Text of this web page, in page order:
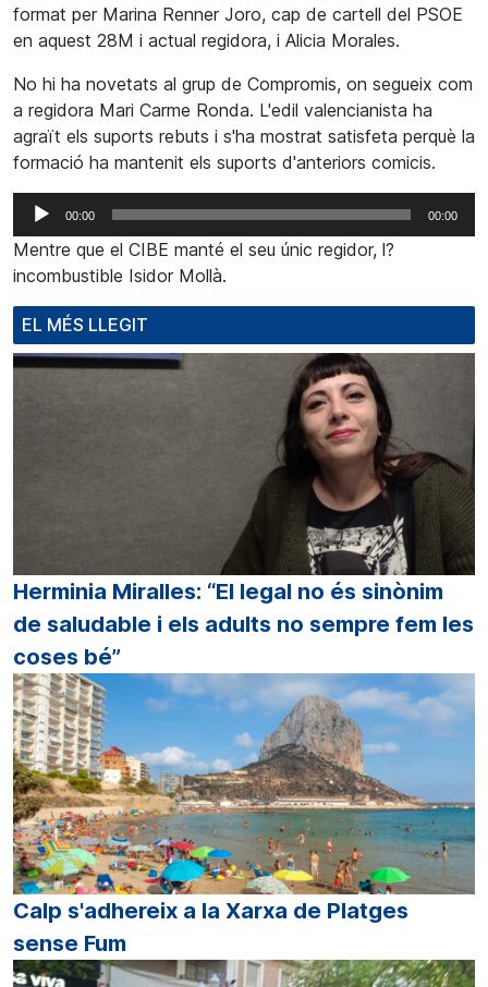
format per Marina Renner Joro, cap de cartell del PSOE
en aquest 28M i actual regidora, i Alicia Morales.
No hi ha novetats al grup de Compromis, on segueix com
a regidora Mari Carme Ronda. L'edil valencianista ha
agraït els suports rebuts i s'ha mostrat satisfeta perquè la
formació ha mantenit els suports d'anteriors comicis.
Reproductor
d'àudio
00:00 00:00
Mentre que el CIBE manté el seu únic regidor, l?
incombustible Isidor Mollà.
EL MÉS LLEGIT
Herminia Miralles: “El legal no és sinònim
de saludable i els adults no sempre fem les
coses bé”
Calp s'adhereix a la Xarxa de Platges
sense Fum